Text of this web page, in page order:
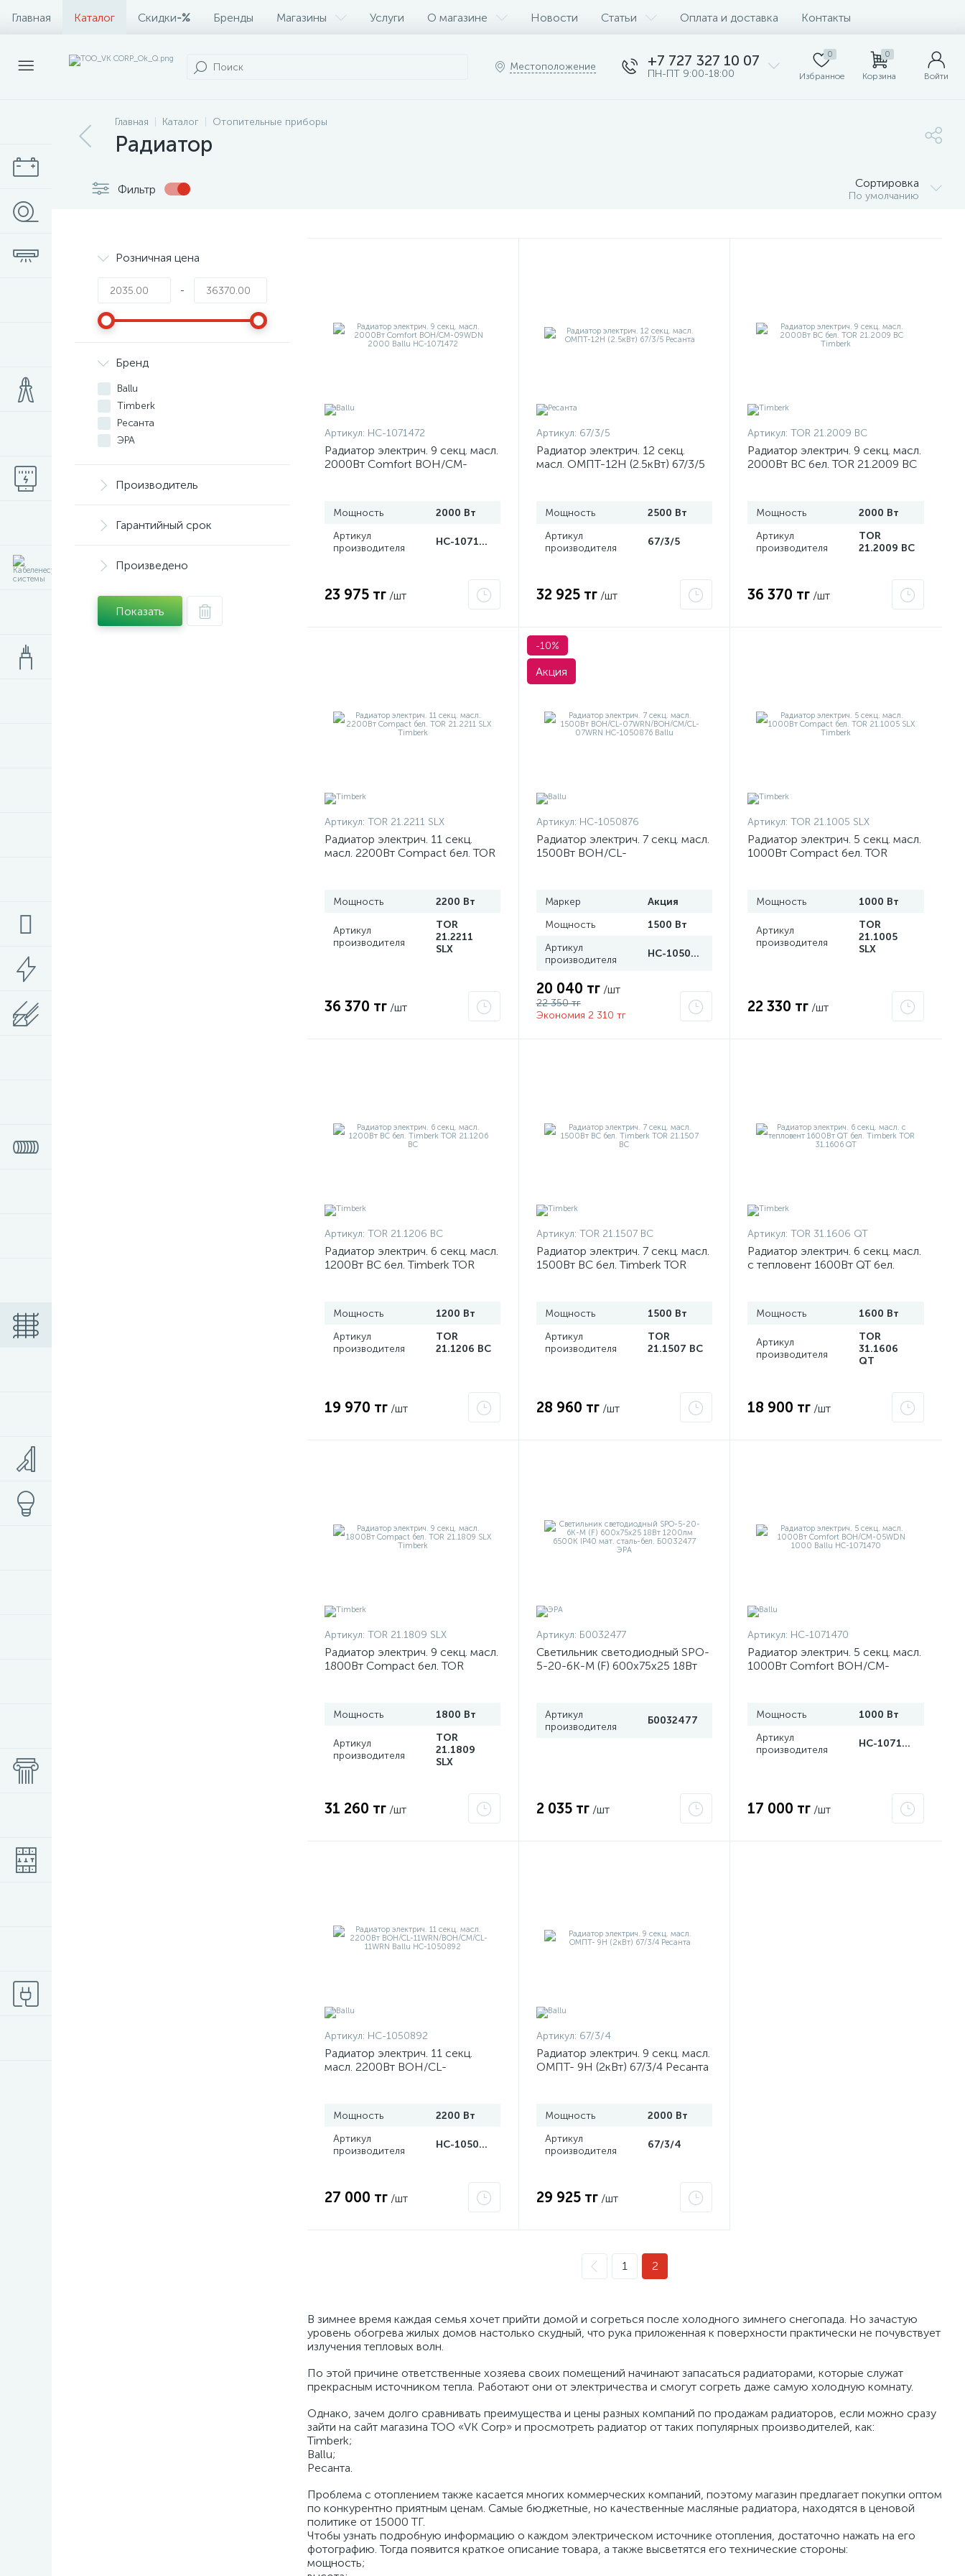
Главная Каталог Скидки-% Бренды Магазины Услуги О магазине Новости Статьи Оплата и доставка Контакты
Местоположение +7 727 327 10 07
ПН-ПТ 9:00-18:00
0
Избранное
0
Корзина Войти
Главная Каталог Отопительные приборы
Радиатор
Фильтр Сортировка
По умолчанию
Розничная цена
-
Бренд
Ballu
Timberk
Ресанта
ЭРА
Производитель
Гарантийный срок
Произведено
Показать
Артикул: НС-1071472
Радиатор электрич. 9 секц. масл.
2000Вт Comfort BOH/CM-
Мощность
2000 Вт
Артикул
производителя
НС-1071472
23 975 тг /шт
Артикул: 67/3/5
Радиатор электрич. 12 секц.
масл. ОМПТ-12Н (2.5кВт) 67/3/5
Мощность
2500 Вт
Артикул
производителя
67/3/5
32 925 тг /шт
Артикул: TOR 21.2009 BC
Радиатор электрич. 9 секц. масл.
2000Вт BС бел. TOR 21.2009 BC
Мощность
2000 Вт
Артикул
производителя
TOR
21.2009 BC
36 370 тг /шт
Артикул: TOR 21.2211 SLX
Радиатор электрич. 11 секц.
масл. 2200Вт Compact бел. TOR
Мощность 2200 Вт
Артикул
производителя
TOR
21.2211
SLX
36 370 тг /шт
-10%
Акция
Артикул: НС-1050876
Радиатор электрич. 7 секц. масл.
1500Вт BOH/CL-
Маркер
Акция
Мощность
1500 Вт
Артикул
производителя
НС-1050876
20 040 тг /шт
22 350 тг
Экономия 2 310 тг
Артикул: TOR 21.1005 SLX
Радиатор электрич. 5 секц. масл.
1000Вт Compact бел. TOR
Мощность 1000 Вт
Артикул
производителя
TOR
21.1005
SLX
22 330 тг /шт
Артикул: TOR 21.1206 BC
Радиатор электрич. 6 секц. масл.
1200Вт BС бел. Timberk TOR
Мощность
1200 Вт
Артикул
производителя
TOR
21.1206 BC
19 970 тг /шт
Артикул: TOR 21.1507 BC
Радиатор электрич. 7 секц. масл.
1500Вт BС бел. Timberk TOR
Мощность
1500 Вт
Артикул
производителя
TOR
21.1507 BC
28 960 тг /шт
Артикул: TOR 31.1606 QT
Радиатор электрич. 6 секц. масл.
с тепловент 1600Вт QT бел.
Мощность 1600 Вт
Артикул
производителя
TOR
31.1606
QT
18 900 тг /шт
Артикул: TOR 21.1809 SLX
Радиатор электрич. 9 секц. масл.
1800Вт Compact бел. TOR
Мощность 1800 Вт
Артикул
производителя
TOR
21.1809
SLX
31 260 тг /шт
Артикул: Б0032477
Светильник светодиодный SPO-
5-20-6K-M (F) 600х75х25 18Вт
Артикул
производителя
Б0032477
2 035 тг /шт
Артикул: НС-1071470
Радиатор электрич. 5 секц. масл.
1000Вт Comfort BOH/CM-
Мощность
1000 Вт
Артикул
производителя
НС-1071470
17 000 тг /шт
Артикул: НС-1050892
Радиатор электрич. 11 секц.
масл. 2200Вт BOH/CL-
Мощность
2200 Вт
Артикул
производителя
НС-1050892
27 000 тг /шт
Артикул: 67/3/4
Радиатор электрич. 9 секц. масл.
ОМПТ- 9Н (2кВт) 67/3/4 Ресанта
Мощность
2000 Вт
Артикул
производителя
67/3/4
29 925 тг /шт
1 2
В зимнее время каждая семья хочет прийти домой и согреться после холодного зимнего снегопада. Но зачастую
уровень обогрева жилых домов настолько скудный, что рука приложенная к поверхности практически не почувствует
излучения тепловых волн.
По этой причине ответственные хозяева своих помещений начинают запасаться радиаторами, которые служат
прекрасным источником тепла. Работают они от электричества и смогут согреть даже самую холодную комнату.
Однако, зачем долго сравнивать преимущества и цены разных компаний по продажам радиаторов, если можно сразу
зайти на сайт магазина ТОО «VK Corp» и просмотреть радиатор от таких популярных производителей, как:
Timberk;
Ballu;
Ресанта.
Проблема с отоплением также касается многих коммерческих компаний, поэтому магазин предлагает покупки оптом
по конкурентно приятным ценам. Самые бюджетные, но качественные масляные радиатора, находятся в ценовой
политике от 15000 ТГ.
Чтобы узнать подробную информацию о каждом электрическом источнике отопления, достаточно нажать на его
фотографию. Тогда появится краткое описание товара, а также высветятся его технические стороны:
мощность;